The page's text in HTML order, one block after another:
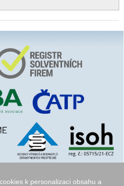
k personalizaci obsahu a